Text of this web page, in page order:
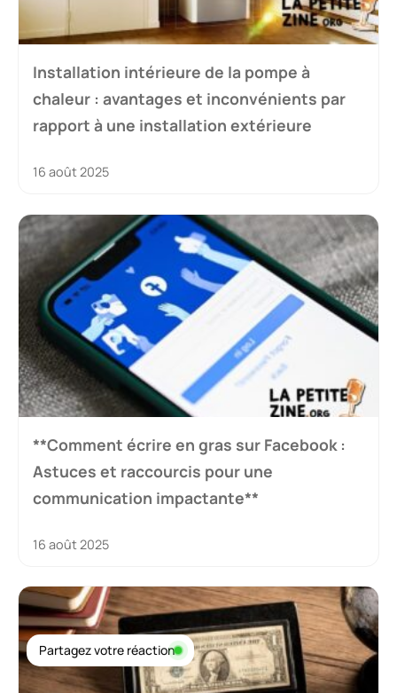
Installation intérieure de la pompe à
chaleur : avantages et inconvénients par
rapport à une installation extérieure
16 août 2025
**Comment écrire en gras sur Facebook :
Astuces et raccourcis pour une
communication impactante**
16 août 2025
Partagez votre réaction